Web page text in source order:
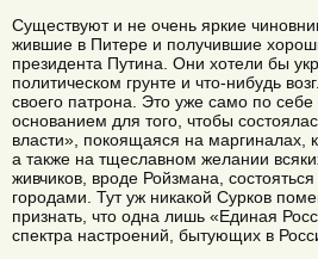
Существуют и не очень яркие
жившие в Питере и получившие
президента Путина. Они хотели бы
политическом грунте и что-нибудь
своего патрона. Это уже само по
основанием для того, чтобы
власти», покоящаяся на маргиналах,
а также на тщеславном желании
живчиков, вроде Ройзмана,
городами. Тут уж никакой Сурков
признать, что одна лишь «Единая
спектра настроений, бытующих в